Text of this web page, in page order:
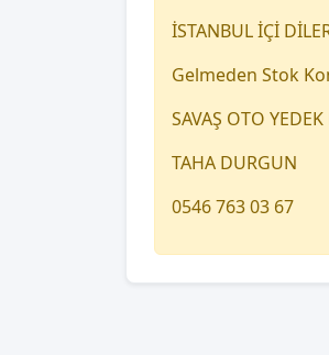
İSTANBUL İÇİ
Gelmeden Stok
SAVAŞ OTO YEDEK
TAHA DURGUN
0546 763 03 67